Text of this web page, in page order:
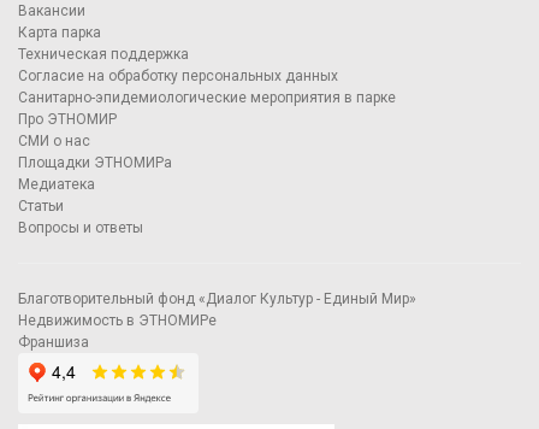
Вакансии
Карта парка
Техническая поддержка
Согласие на обработку персональных данных
Санитарно-эпидемиологические мероприятия в парке
Про ЭТНОМИР
СМИ о нас
Площадки ЭТНОМИРа
Медиатека
Статьи
Вопросы и ответы
Благотворительный фонд «Диалог Культур - Единый Мир»
Недвижимость в ЭТНОМИРе
Франшиза